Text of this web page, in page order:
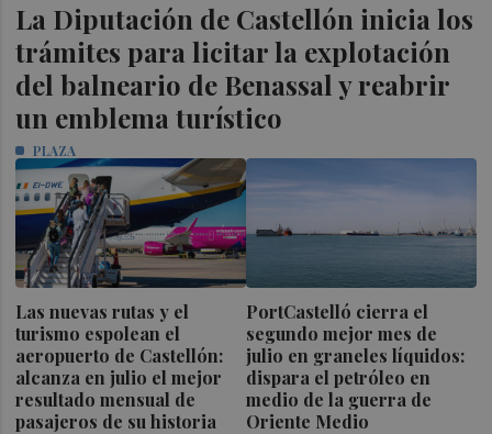
La Diputación de Castellón inicia los
trámites para licitar la explotación
del balneario de Benassal y reabrir
un emblema turístico
PLAZA
Las nuevas rutas y el
turismo espolean el
aeropuerto de Castellón:
alcanza en julio el mejor
resultado mensual de
pasajeros de su historia
PortCastelló cierra el
segundo mejor mes de
julio en graneles líquidos:
dispara el petróleo en
medio de la guerra de
Oriente Medio